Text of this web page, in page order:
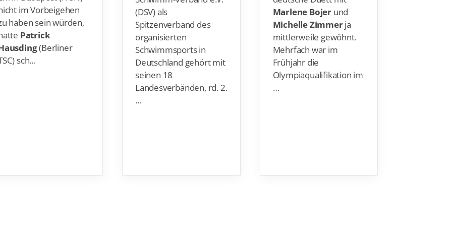
im Vorbeigehen
haben sein würden,
Patrick
(Berliner
sch…
(DSV) als
Spitzenverband des
organisierten
Schwimmsports in
Deutschland gehört mit
seinen 18
Landesverbänden, rd. 2.
…
Marlene Bojer und
Michelle Zimmerja
mittlerweile gewöhnt.
Mehrfach war im
Frühjahr die
Olympiaqualifikation im
…